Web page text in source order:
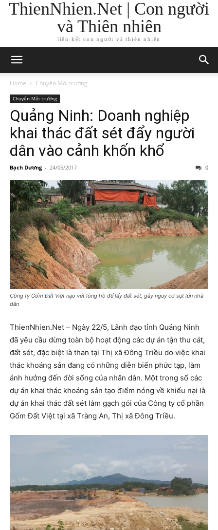
ThienNhien.Net | Con người
và Thiên nhiên
liên kết con người và thiên nhiên
Home Chuyện Môi trường
Chuyện Môi trường
Quảng Ninh: Doanh nghiệp
khai thác đất sét đẩy người
dân vào cảnh khốn khổ
Bạch Dương - 24/05/2017 0
Công ty Gốm Đất Việt nạo vét lòng hồ để lấy đất sét, gây nguy cơ sụt lún nhà
dân
ThienNhien.Net – Ngày 22/5, Lãnh đạo tỉnh Quảng Ninh
đã yêu cầu dừng toàn bộ hoạt động các dự án tận thu cát,
đất sét, đặc biệt là than tại Thị xã Đông Triều do việc khai
thác khoáng sản đang có những diễn biến phức tạp, làm
ảnh hưởng đến đời sống của nhân dân. Một trong số các
dự án khai thác khoáng sản tạo điểm nóng về khiếu nại là
dự án khai thác đất sét làm gạch gói của Công ty cổ phần
Gốm Đất Việt tại xã Tràng An, Thị xã Đông Triều.